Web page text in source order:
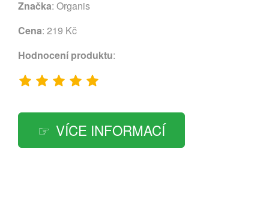
Značka: Organis
Cena: 219 Kč
Hodnocení produktu:
VÍCE INFORMACÍ